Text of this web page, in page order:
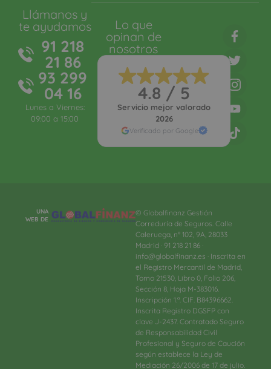
Lo que
opinan de
nosotros
4.8 / 5
Servicio mejor valorado
2026
Verificado por Google
Llámanos y
te ayudamos
91 218
21 86
93 299
04 16
Lunes a Viernes:
09:00 a 15:00
UNA
WEB DE
© Globalfinanz Gestión
Correduría de Seguros. Calle
Caleruega, nº 102, 9A, 28033
Madrid · 91 218 21 86 ·
info@globalfinanz.es · Inscrita en
el Registro Mercantil de Madrid,
Tomo 21530, Libro 0, Folio 206,
Sección 8, Hoja M-383016.
Inscripción 1.ª. CIF. B84396662.
Inscrita Registro DGSFP con
clave J-2437. Contratado Seguro
de Responsabilidad Civil
Profesional y Seguro de Caución
según establece la Ley de
Mediación 26/2006 de 17 de julio.